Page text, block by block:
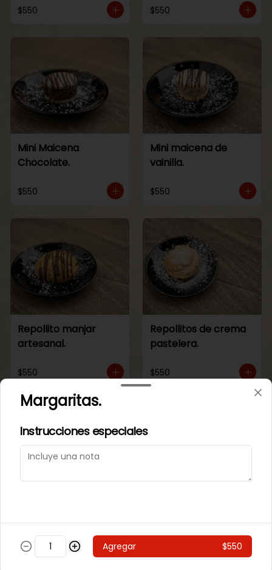
$550 $550
Mini Maicena
Chocolate.
$550
Mini maicena de
vainilla.
$550
Repollito manjar
artesanal.
$550
Repollitos de crema
pastelera.
$550
CAJITAS PARA TI O PARA REGALAR.
Caja de galletas de
Cajita Lenguita de
Margaritas.
Instrucciones especiales
Agregar $550